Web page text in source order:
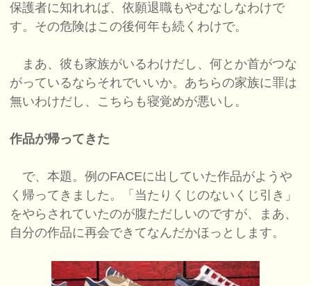
保護者に知れれば、依願退職もやむなしなわけで
す。その危険はこの後何年も続くわけで。
まあ、彼も家族がいるわけだし、何とか首がつな
がっているならそれでいいか。あちらの家族に罪は
無いわけだし、こちらも寝覚めが悪いし。
作品が帰ってきた
で、本題。例のFACEに出していた作品がようや
く帰ってきました。「当たりくじのないくじ引き」
をやらされていたのが腹ただしいのですが、まあ、
自分の作品に再会できてなんだかほっとします。